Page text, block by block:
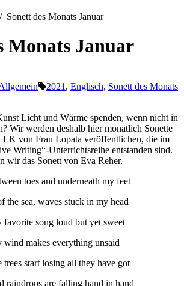
Sonett des Monats Januar
Monats Januar
2021 , Englisch, Sonett des Monats
Licht und Wärme spenden, wenn nicht in
Wir werden deshalb hier monatlich Sonette
LK von Frau Lopata veröffentlichen, die im
Writing“-Unterrichtsreihe entstanden sind.
wir das Sonett von Eva Reher.
toes and underneath my feet
the sea, waves stuck in my head
favorite song loud but yet sweet
wind makes everything unsaid
trees start losing all they have got
raindrops are falling hand in hand